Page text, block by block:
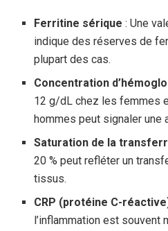
Ferritine sérique : Une
indique des réserves de
plupart des cas.
Concentration
12 g/dL chez les femmes
hommes peut signaler une
Saturation de la
20 % peut refléter un
tissus.
CRP (protéine C-
l’inflammation est souvent